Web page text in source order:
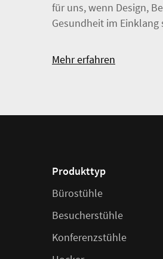
für uns, wenn Design,
Gesundheit im Einklang
Mehr erfahren
Produkttyp
Bürostühle
Besucherstühle
Konferenzstühle